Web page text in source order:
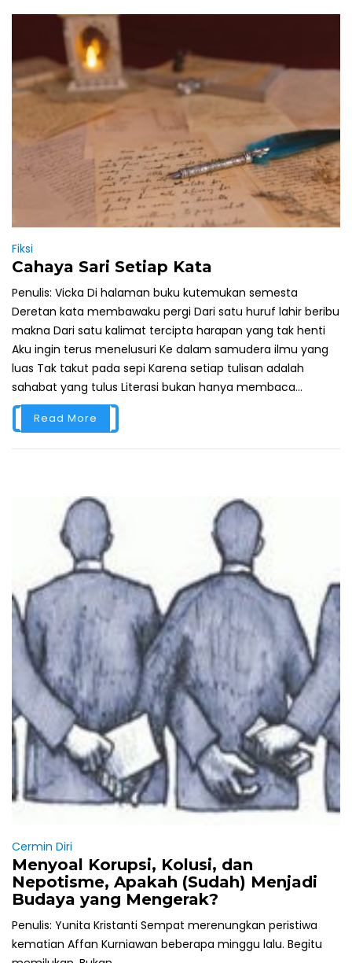
Fiksi
Cahaya Sari Setiap Kata
Penulis: Vicka Di halaman buku kutemukan semesta
Deretan kata membawaku pergi Dari satu huruf lahir beribu
makna Dari satu kalimat tercipta harapan yang tak henti
Aku ingin terus menelusuri Ke dalam samudera ilmu yang
luas Tak takut pada sepi Karena setiap tulisan adalah
sahabat yang tulus Literasi bukan hanya membaca...
Read More
Cermin Diri
Menyoal Korupsi, Kolusi, dan
Nepotisme, Apakah (Sudah) Menjadi
Budaya yang Mengerak?
Penulis: Yunita Kristanti Sempat merenungkan peristiwa
kematian Affan Kurniawan beberapa minggu lalu. Begitu